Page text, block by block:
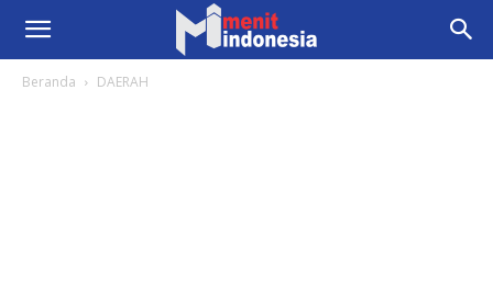
Beranda DAERAH